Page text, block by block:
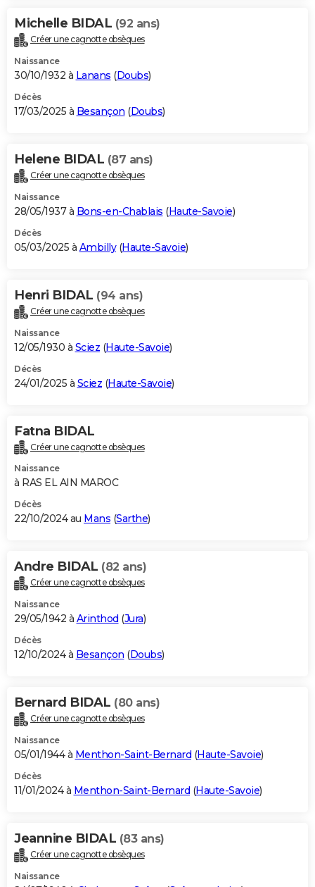
Michelle BIDAL (92 ans)
Créer une cagnotte obsèques
Naissance
30/10/1932 à Lanans (Doubs)
Décès
17/03/2025 à Besançon (Doubs)
Helene BIDAL (87 ans)
Créer une cagnotte obsèques
Naissance
28/05/1937 à Bons-en-Chablais (Haute-Savoie)
Décès
05/03/2025 à Ambilly(Haute-Savoie)
Henri BIDAL (94 ans)
Créer une cagnotte obsèques
Naissance
12/05/1930 à Sciez (Haute-Savoie)
Décès
24/01/2025 à Sciez (Haute-Savoie)
Fatna BIDAL
Créer une cagnotte obsèques
Naissance
à RAS EL AIN MAROC
Décès
22/10/2024 au Mans (Sarthe)
Andre BIDAL (82 ans)
Créer une cagnotte obsèques
Naissance
29/05/1942 à Arinthod (Jura)
Décès
12/10/2024 à Besançon (Doubs)
Bernard BIDAL (80 ans)
Créer une cagnotte obsèques
Naissance
05/01/1944 à Menthon-Saint-Bernard (Haute-Savoie)
Décès
11/01/2024 à Menthon-Saint-Bernard (Haute-Savoie)
Jeannine BIDAL (83 ans)
Créer une cagnotte obsèques
Naissance